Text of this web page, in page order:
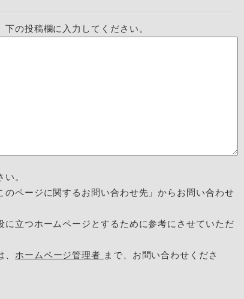
の投稿欄に入力してください。
。
ページに関するお問い合わせ先」からお問い合わせ
立つホームページとするために参考にさせていただ
ホームページ管理者 まで、お問い合わせくださ